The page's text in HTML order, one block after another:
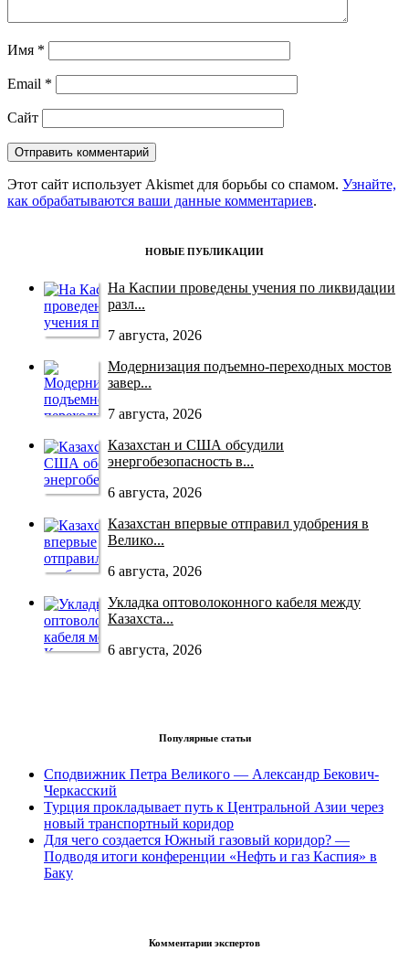
Имя *
Email *
Сайт
Этот сайт использует Akismet для борьбы со спамом. Узнайте,
как обрабатываются ваши данные комментариев.
НОВЫЕ ПУБЛИКАЦИИ
На Каспии проведены учения по ликвидации
разл...
7 августа, 2026
Модернизация подъемно-переходных мостов
завер...
7 августа, 2026
Казахстан и США обсудили
энергобезопасность в...
6 августа, 2026
Казахстан впервые отправил удобрения в
Велико...
6 августа, 2026
Укладка оптоволоконного кабеля между
Казахста...
6 августа, 2026
Популярные статьи
Сподвижник Петра Великого — Александр Бекович-
Черкасский
Турция прокладывает путь к Центральной Азии через
новый транспортный коридор
Для чего создается Южный газовый коридор? —
Подводя итоги конференции «Нефть и газ Каспия» в
Баку
Комментарии экспертов